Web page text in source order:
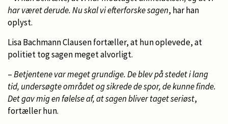
har været derude. Nu skal vi efterforske sagen, har han
oplyst.
Lisa Bachmann Clausen fortæller, at hun oplevede, at
politiet tog sagen meget alvorligt.
–Betjentene var meget grundige. De blev på stedet i lang
tid, undersøgte området og sikrede de spor, de kunne finde.
Det gav mig en følelse af, at sagen bliver taget seriøst,
fortæller hun.